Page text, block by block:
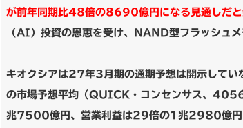
が前年同期比48倍の8690億円になる見通しだと
（AI）投資の恩恵を受け、NAND型フラッシュメ
キオクシアは27年3月期の通期予想は開示して
の市場予想平均（QUICK・コンセンサス、
兆7500億円、営業利益は29倍の1兆2980億円